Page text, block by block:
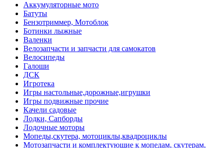
Аккумуляторные мото
Батуты
Бензотриммер, Мотоблок
Ботинки лыжные
Валенки
Велозапчасти и запчасти для самокатов
Велосипеды
Галоши
ДСК
Игротека
Игры настольные,дорожные,игрушки
Игры подвижные прочие
Качели садовые
Лодки, Сапборды
Лодочные моторы
Мопеды,скутера, мотоциклы,квадроциклы
Мотозапчасти и комплектующие к мопедам, скутерам,